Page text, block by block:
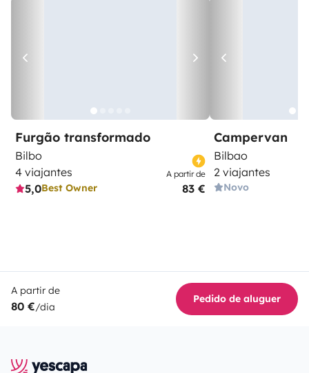
Furgão transformado
Bilbo
4 viajantes
5,0Best Owner
A partir de
83 €
Campervan
Bilbao
2 viajantes
Novo
A partir de
80 €/dia
Pedido de aluguer